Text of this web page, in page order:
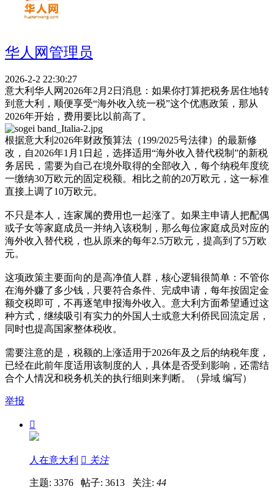
华人网管理员
2026-2-2 22:30:27
意大利华人网2026年2月2日消息：如果你打算把税务居住地转
到意大利，顺便享受“海外收入统一税”这个优惠政策，那从
2026年开始，费用要比以前高了。
根据意大利2026年财政预算法（199/2025号法律）的最新修
改，自2026年1月1日起，选择适用“海外收入替代税制”的新税
务居民，需要为自己在境外取得的全部收入，每个纳税年度统
一缴纳30万欧元的固定税额。相比之前的20万欧元，这一标准
直接上调了10万欧元。
不只是本人，连家属的费用也一起涨了。如果主申请人把配偶
或子女等家庭成员一并纳入该税制，那么每位家庭成员对应的
海外收入替代税，也从原来的每年2.5万欧元，提高到了5万欧
元。
这项政策主要面向的是高净值人群，核心逻辑很简单：不管你
在海外赚了多少钱，只要符合条件、完成申请，每年按固定金
额交税即可，不再逐笔申报海外收入。意大利方面希望通过这
种方式，继续吸引有实力的外国人士或意大利侨民回流定居，
同时也提高国家整体税收。
需要注意的是，税额的上涨适用于2026年及之后的纳税年度，
已经在此前年度适用该制度的人，具体是否受到影响，还需结
合个人情况和税务机关的执行细则来判断。（异域 编写）
举报

人在意大利  关注
主题: 3376 帖子: 3613 关注: 44